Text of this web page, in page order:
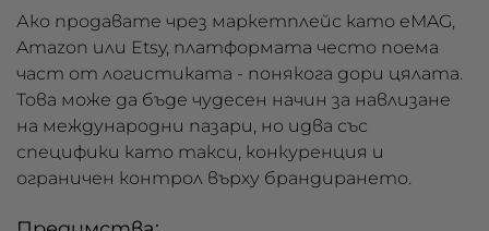
Ако продавате чрез маркетплейс като eMAG,
Amazon или Etsy, платформата често поема
част от логистиката - понякога дори цялата.
Това може да бъде чудесен начин за навлизане
на международни пазари, но идва със
специфики като такси, конкуренция и
ограничен контрол върху брандирането.